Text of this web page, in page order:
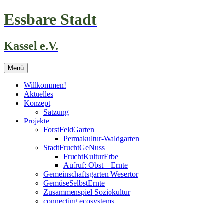
Zum
Inhalt
Essbare Stadt
Kassel e.V.
Menü
Willkommen!
Aktuelles
Konzept
Satzung
Projekte
ForstFeldGarten
Permakultur-Waldgarten
StadtFruchtGeNuss
FruchtKulturErbe
Aufruf: Obst – Ernte
Gemeinschaftsgarten Wesertor
GemüseSelbstErnte
Zusammenspiel Soziokultur
connecting ecosystems